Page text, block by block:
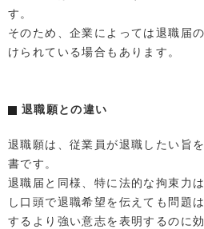
す。
そのため、企業によっては退職届
けられている場合もあります。
退職願との違い
退職願は、従業員が退職したい旨
書です。
退職届と同様、特に法的な拘束力
し口頭で退職希望を伝えても問題
するより強い意志を表明するのに効